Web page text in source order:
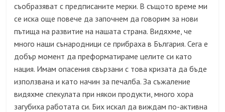
съобразяват с предписаните мерки. В същото време ми
се иска още повече да започнем да говорим за нови
пътища на развитие на нашата страна. Видяхме, че
много наши сънародници се прибраха в България. Сега е
добър момент да преформатираме целите си като
нация. Имам опасения свързани с това кризата да бъде
използвана и като начин за печалба. За съжаление
видяхме спекулата при някои продукти, много хора
загубиха работата си. Бих искал да виждам по-активна